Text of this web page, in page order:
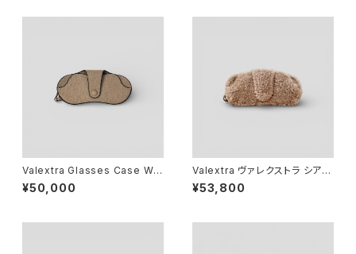
Valextra Glasses Case Wit
h Lanyard Cashmere Beig
e
¥50,000
Valextra ヴァレクストラ シアリ
ング ストラップ付き メガネケー
ス カシミア
¥53,800